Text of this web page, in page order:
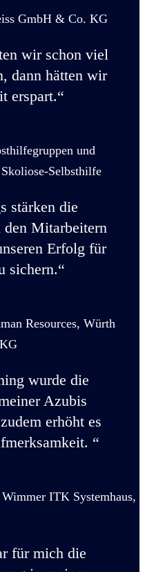
GmbH & Co. KG
wir schon viel
dann hätten wir
erspart.“
und
Selbsthilfe
stärken die
den Mitarbeitern
Erfolg für
sichern.“
Resources, Würth
wurde die
Azubis
zudem erhöht es
“
ITK Systemhaus,
für mich die